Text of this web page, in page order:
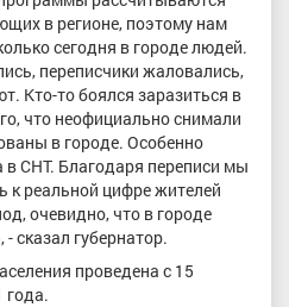
в регионе, поэтому нам
сегодня в городе людей.
переписчики жаловались,
Кто-то боялся заразиться в
что неофициально снимали
в городе. Особенно
СНТ. Благодаря переписи мы
к реальной цифре жителей
очевидно, что в городе
сказал губернатор.
проведена с 15
года.